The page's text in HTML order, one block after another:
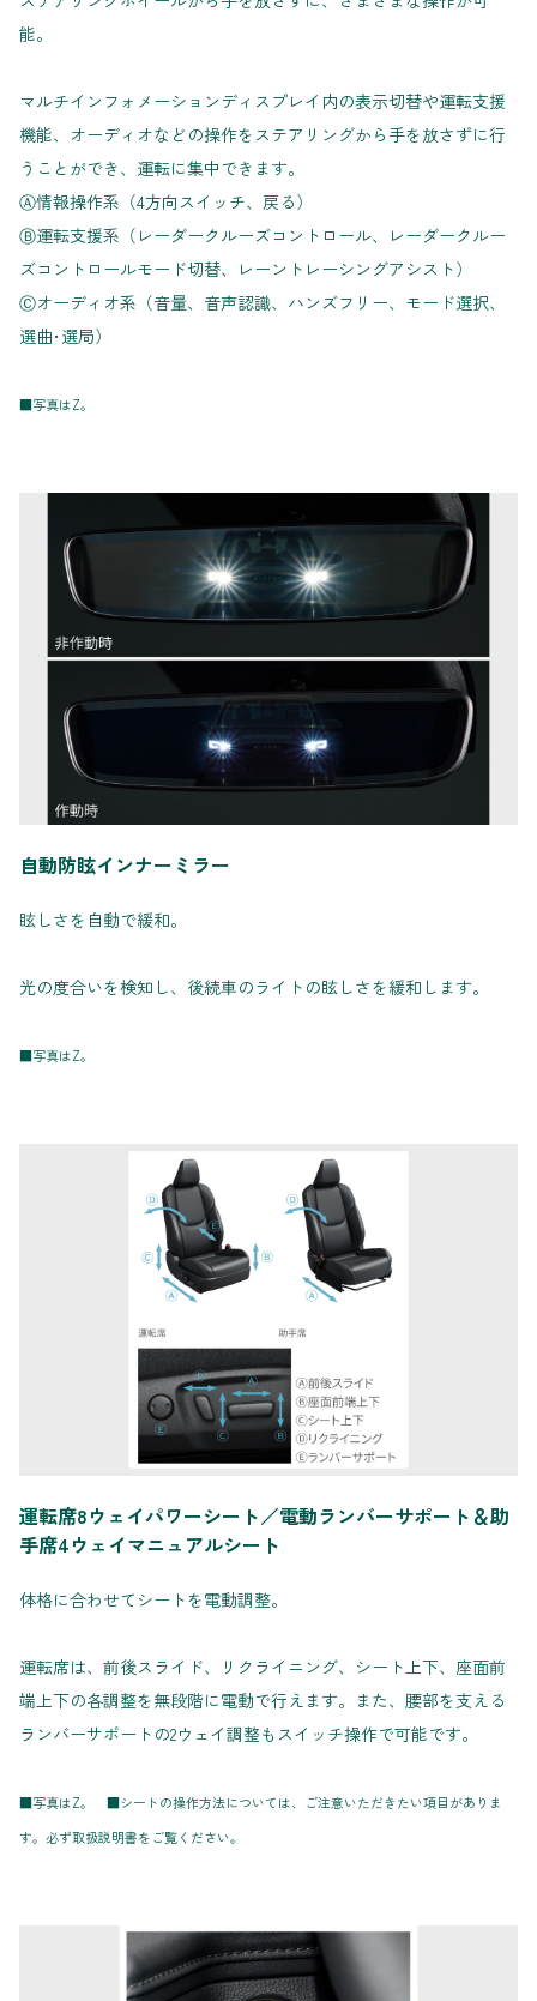
能。
マルチインフォメーションディスプレイ内の表示切替や運転支援
機能、オーディオなどの操作をステアリングから手を放さずに行
うことができ、運転に集中できます。
Ⓐ情報操作系（4方向スイッチ、戻る）
Ⓑ運転支援系（レーダークルーズコントロール、レーダークルー
ズコントロールモード切替、レーントレーシングアシスト）
Ⓒオーディオ系（音量、音声認識、ハンズフリー、モード選択、
選曲･選局）
■写真はZ。
自動防眩インナーミラー
眩しさを自動で緩和。
光の度合いを検知し、後続車のライトの眩しさを緩和します。
■写真はZ。
運転席8ウェイパワーシート／電動ランバーサポート＆助
手席4ウェイマニュアルシート
体格に合わせてシートを電動調整。
運転席は、前後スライド、リクライニング、シート上下、座面前
端上下の各調整を無段階に電動で行えます。また、腰部を支える
ランバーサポートの2ウェイ調整もスイッチ操作で可能です。
■写真はZ。 ■シートの操作方法については、ご注意いただきたい項目がありま
す。必ず取扱説明書をご覧ください。